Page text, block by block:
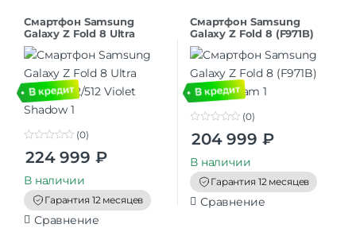
Смартфон Samsung
Galaxy Z Fold 8 Ultra
(F976B) 12/512 Violet
Shadow
o
t
o
f
5
(0)
224 999 ₽
В наличии
Гарантия 12 месяцев
Сравнение
Смартфон Samsung
Galaxy Z Fold 8 (F971B)
12/512 Cream
o
t
o
f
5
(0)
204 999 ₽
В наличии
Гарантия 12 месяцев
Сравнение